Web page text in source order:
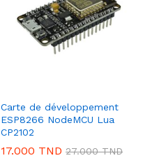
Carte de développement
ESP8266 NodeMCU Lua
CP2102
17.000 TND 27.000TND